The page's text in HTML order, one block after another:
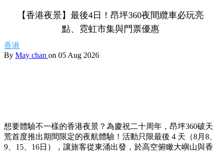
【香港夜景】最後4日！昂坪360夜間纜車必玩亮
點、霓虹市集與門票優惠
香港
By May chan on 05 Aug 2026
想要體驗不一樣的香港夜景？為慶祝二十周年，昂坪360破天
荒首度推出期間限定的夜航體驗！活動只限最後 4 天（8月8、
9、15、16日），讓旅客從東涌出發，於高空俯瞰大嶼山與香